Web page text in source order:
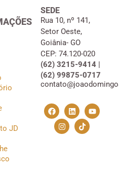
JD
SEDE
Rua 10, nº 141,
Setor Oeste,
Goiânia- GO
CEP: 74.120-020
(62) 3215-9414 |
(62) 99875-0717